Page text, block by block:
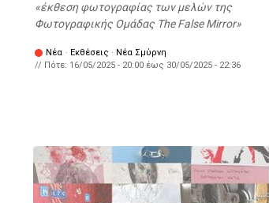
έκθεση φωτογραφίας των μελών της
Φωτογραφικής Ομάδας The False Mirror
Νέα · Εκθέσεις · Νέα Σμύρνη
// Πότε: 16/05/2025 - 20:00 έως 30/05/2025 - 22:36